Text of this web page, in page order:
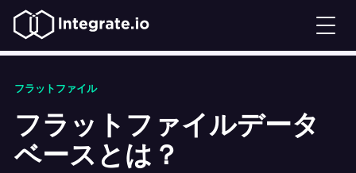
フラットファイル
フラットファイルデータ
ベースとは？